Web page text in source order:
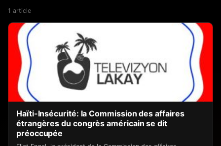
1 article
Haïti-Insécurité: la Commission des affaires
étrangères du congrès américain se dit
préoccupée